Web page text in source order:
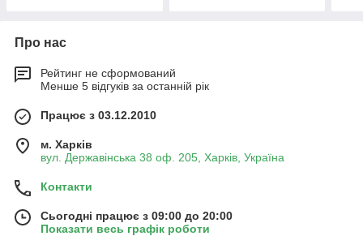
Про нас
Рейтинг не сформований
Менше 5 відгуків за останній рік
Працює з 03.12.2010
м. Харків
вул. Державінська 38 оф. 205, Харків, Україна
Контакти
Сьогодні працює з 09:00 до 20:00
Показати весь графік роботи